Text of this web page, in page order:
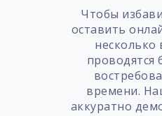
Чтобы
оставить
несколько
проводятся
времени.
аккуратно